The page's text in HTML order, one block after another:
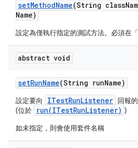
setMethodName(String class
Name)
設定為僅執行指定的測試方法。必須在
abstract void
setRunName(String runName)
設定要向 ITestRunListener 回報
(位於
run(ITestRunListener) )
如未指定，則會使用套件名稱